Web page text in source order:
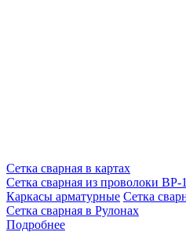
Сетка сварная в картах
Сетка сварная из проволоки ВР-1
Каркасы арматурные Сетка
Сетка сварная в Рулонах
Подробнее